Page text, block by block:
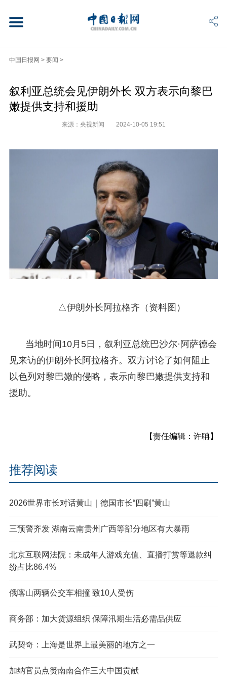
中国日报网 > 要闻 >
叙利亚总统会见伊朗外长 双方表示向黎巴
嫩提供支持和援助
来源：央视新闻 2024-10-05 19:51
△伊朗外长阿拉格齐（资料图）
当地时间10月5日，叙利亚总统巴沙尔·阿萨德会
见来访的伊朗外长阿拉格齐。双方讨论了如何阻止
以色列对黎巴嫩的侵略，表示向黎巴嫩提供支持和
援助。
【责任编辑：许聃】
推荐阅读
2026世界市长对话黄山｜德国市长“四刷”黄山
三预警齐发 湖南云南贵州广西等部分地区有大暴雨
北京互联网法院：未成年人游戏充值、直播打赏等退款纠
纷占比86.4%
俄喀山两辆公交车相撞 致10人受伤
商务部：加大货源组织 保障汛期生活必需品供应
武契奇：上海是世界上最美丽的地方之一
加纳官员点赞南南合作三大中国贡献